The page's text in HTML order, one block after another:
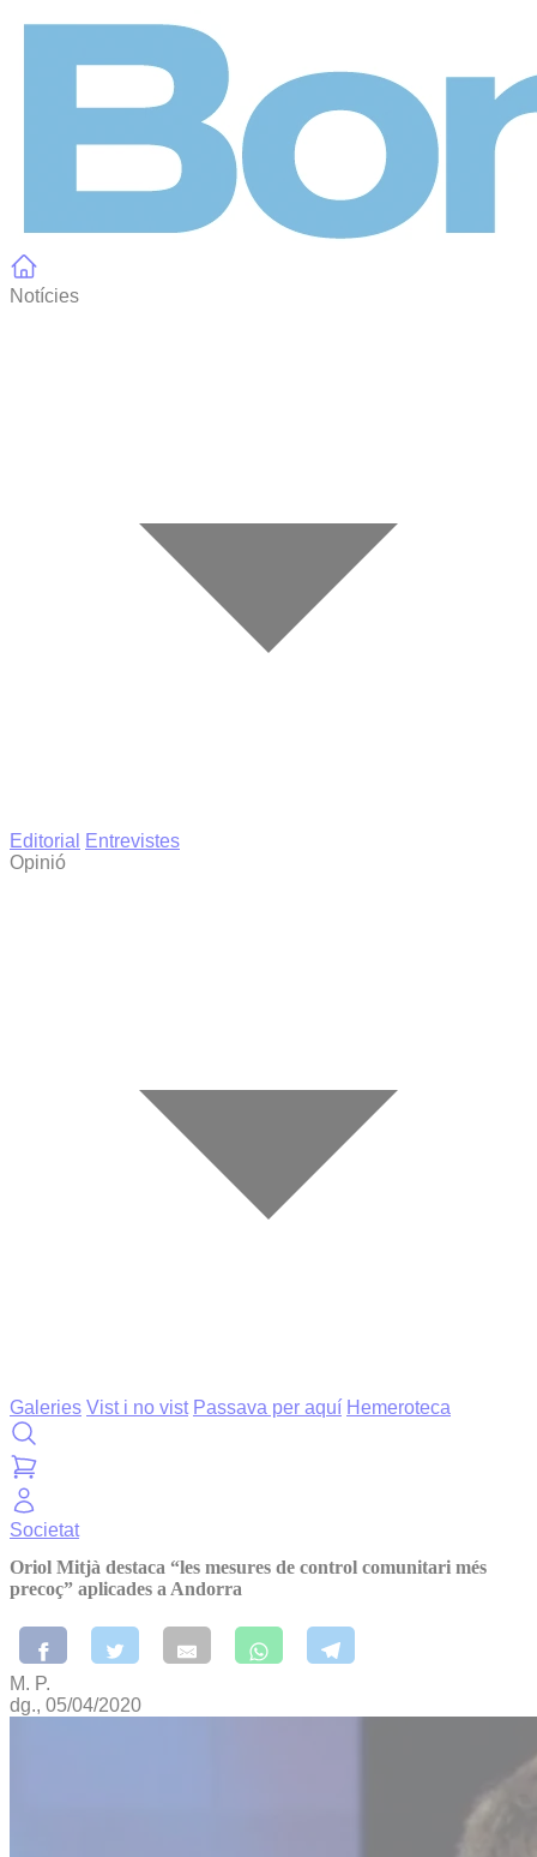
Notícies
Editorial
Entrevistes
Opinió
Galeries Vist i no vist Passava per aquí Hemeroteca
Societat
Oriol Mitjà destaca “les mesures de control comunitari més
precoç” aplicades a Andorra
M. P.
dg., 05/04/2020